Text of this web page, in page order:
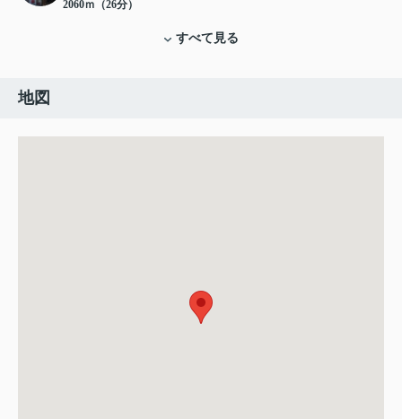
2060ｍ（26分）
すべて見る
地図